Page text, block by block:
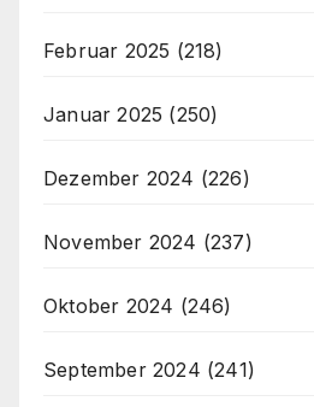
Februar 2025 (218)
Januar 2025 (250)
Dezember 2024 (226)
November 2024 (237)
Oktober 2024 (246)
September 2024 (241)